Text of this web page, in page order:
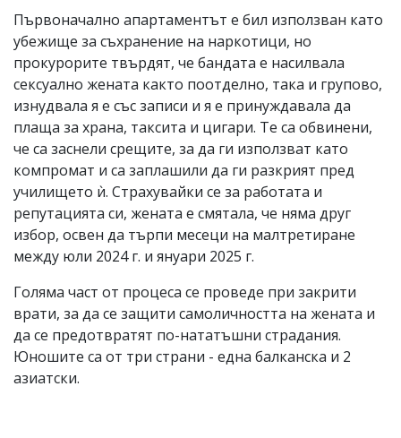
Първоначално апартаментът е бил използван като
убежище за съхранение на наркотици, но
прокурорите твърдят, че бандата е насилвала
сексуално жената както поотделно, така и групово,
изнудвала я е със записи и я е принуждавала да
плаща за храна, таксита и цигари. Те са обвинени,
че са заснели срещите, за да ги използват като
компромат и са заплашили да ги разкрият пред
училището ѝ. Страхувайки се за работата и
репутацията си, жената е смятала, че няма друг
избор, освен да търпи месеци на малтретиране
между юли 2024 г. и януари 2025 г.
Голяма част от процеса се проведе при закрити
врати, за да се защити самоличността на жената и
да се предотвратят по-нататъшни страдания.
Юношите са от три страни - една балканска и 2
азиатски.